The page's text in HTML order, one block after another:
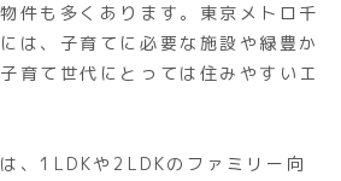
件も多くあります。東京メトロ千
は、子育てに必要な施設や緑豊か
育て世代にとっては住みやすいエ
、1LDKや2LDKのファミリー向